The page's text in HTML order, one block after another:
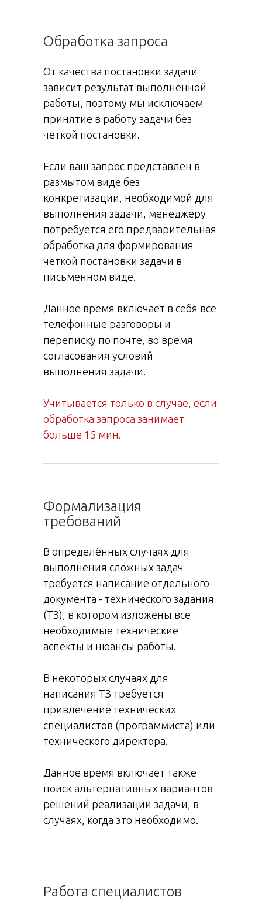
Обработка запроса
От качества постановки задачи
зависит результат выполненной
работы, поэтому мы исключаем
принятие в работу задачи без
чёткой постановки.
Если ваш запрос представлен в
размытом виде без
конкретизации, необходимой для
выполнения задачи, менеджеру
потребуется его предварительная
обработка для формирования
чёткой постановки задачи в
письменном виде.
Данное время включает в себя все
телефонные разговоры и
переписку по почте, во время
согласования условий
выполнения задачи.
Учитывается только в случае, если
обработка запроса занимает
больше 15 мин.
Формализация
требований
В определённых случаях для
выполнения сложных задач
требуется написание отдельного
документа - технического задания
(ТЗ), в котором изложены все
необходимые технические
аспекты и нюансы работы.
В некоторых случаях для
написания ТЗ требуется
привлечение технических
специалистов (программиста) или
технического директора.
Данное время включает также
поиск альтернативных вариантов
решений реализации задачи, в
случаях, когда это необходимо.
Работа специалистов